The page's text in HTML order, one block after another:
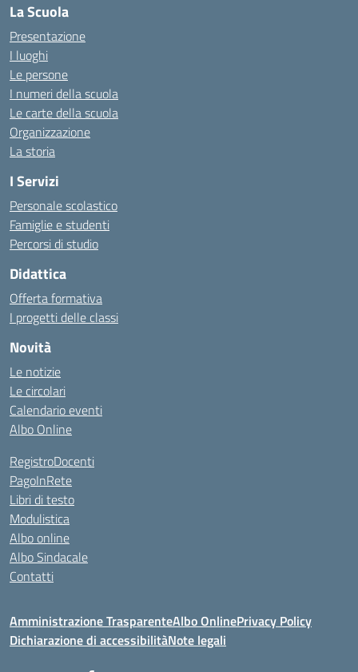
La Scuola
Presentazione
I luoghi
Le persone
I numeri della scuola
Le carte della scuola
Organizzazione
La storia
I Servizi
Personale scolastico
Famiglie e studenti
Percorsi di studio
Didattica
Offerta formativa
I progetti delle classi
Novità
Le notizie
Le circolari
Calendario eventi
Albo Online
RegistroDocenti
PagoInRete
Libri di testo
Modulistica
Albo online
Albo Sindacale
Contatti
Amministrazione TrasparenteAlbo OnlinePrivacy Policy
Dichiarazione di accessibilitàNote legali